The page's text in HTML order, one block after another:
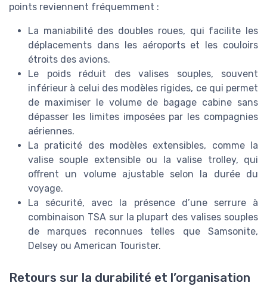
points reviennent fréquemment :
La maniabilité des doubles roues, qui facilite les
déplacements dans les aéroports et les couloirs
étroits des avions.
Le poids réduit des valises souples, souvent
inférieur à celui des modèles rigides, ce qui permet
de maximiser le volume de bagage cabine sans
dépasser les limites imposées par les compagnies
aériennes.
La praticité des modèles extensibles, comme la
valise souple extensible ou la valise trolley, qui
offrent un volume ajustable selon la durée du
voyage.
La sécurité, avec la présence d’une serrure à
combinaison TSA sur la plupart des valises souples
de marques reconnues telles que Samsonite,
Delsey ou American Tourister.
Retours sur la durabilité et l’organisation